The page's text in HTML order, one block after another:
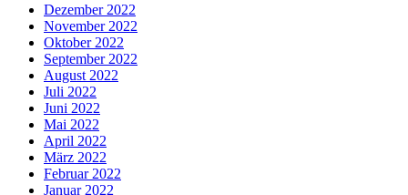
Dezember 2022
November 2022
Oktober 2022
September 2022
August 2022
Juli 2022
Juni 2022
Mai 2022
April 2022
März 2022
Februar 2022
Januar 2022